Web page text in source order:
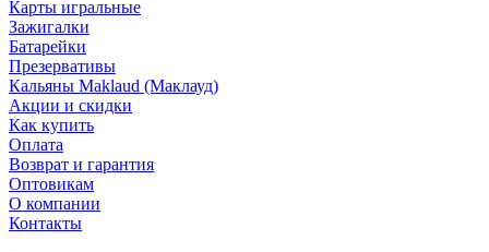
Карты игральные
Зажигалки
Батарейки
Презервативы
Кальяны Maklaud (Маклауд)
Акции и скидки
Как купить
Оплата
Возврат и гарантия
Оптовикам
О компании
Контакты